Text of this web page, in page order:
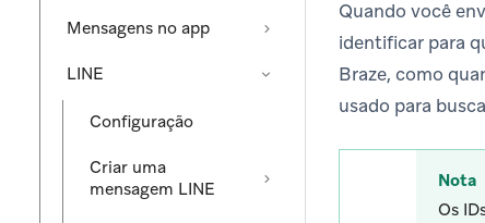
Mensagens no app
LINE
Configuração
Criar uma
mensagem LINE
Quando você
identificar para
Braze, como
usado para
Nota
Os